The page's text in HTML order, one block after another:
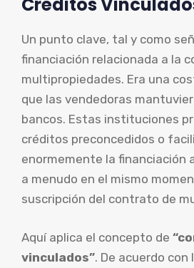
Un punto clave, tal y como
financiación relacionada a la
multipropiedades. Era una
que las vendedoras
bancos. Estas instituciones
créditos preconcedidos o
enormemente la financiación
a menudo en el mismo
suscripción del contrato de
Aquí aplica el concepto de
vinculados”. De acuerdo con